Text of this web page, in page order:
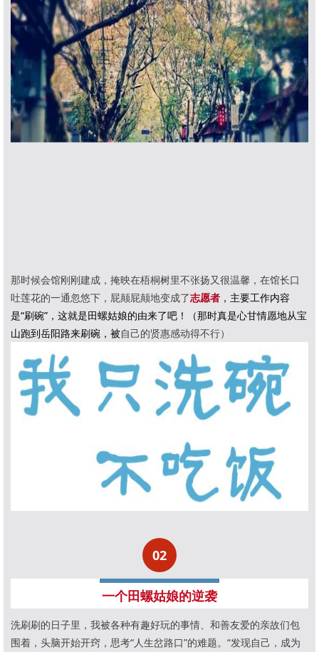
那时候会馆刚刚建成，掩映在梧桐树里不张扬又很温馨，在馆长口
吐莲花的一通忽悠下，屁颠屁颠地变成了志愿者 ，主要工作内容
是“刷碗”，这就是田螺姑娘的由来了吧！（那时真是心甘情愿地从宝
山跑到岳阳路来刷碗，被自己的贤惠感动得不行）
02
一个田螺姑娘的逆袭
洗刷刷的日子里，我被各种有趣好玩的事情、和善友爱的亲故们包
围着，头脑开始开窍，思考“人生岔路口”的难题。“发现自己，成为